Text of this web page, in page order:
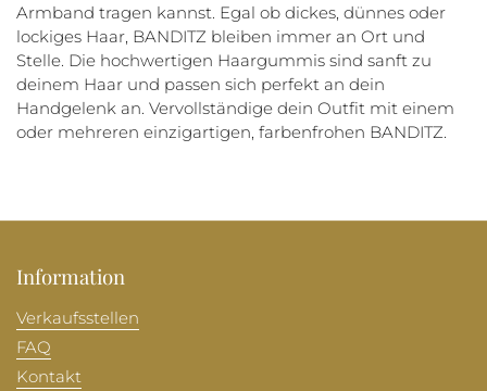
Armband tragen kannst. Egal ob dickes, dünnes oder
lockiges Haar, BANDITZ bleiben immer an Ort und
Stelle. Die hochwertigen Haargummis sind sanft zu
deinem Haar und passen sich perfekt an dein
Handgelenk an. Vervollständige dein Outfit mit einem
oder mehreren einzigartigen, farbenfrohen BANDITZ.
Information
Verkaufsstellen
FAQ
Kontakt